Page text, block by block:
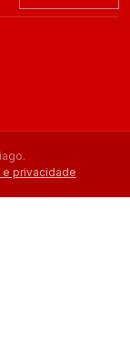
e privacidade